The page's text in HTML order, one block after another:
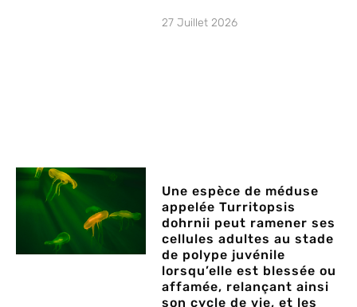
27 Juillet 2026
Une espèce de méduse
appelée Turritopsis
dohrnii peut ramener ses
cellules adultes au stade
de polype juvénile
lorsqu’elle est blessée ou
affamée, relançant ainsi
son cycle de vie, et les